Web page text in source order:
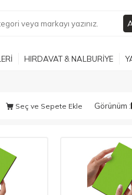
HIRDAVAT & NALBURİYE
Seç ve Sepete Ekle Görünüm :